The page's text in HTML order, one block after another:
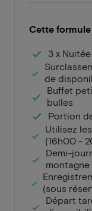
Cette
3 x Nuitée
de
Buffet
bulles
Portion
Utilisez
(16h00 -
Demi-
montagne
(sous
Départ